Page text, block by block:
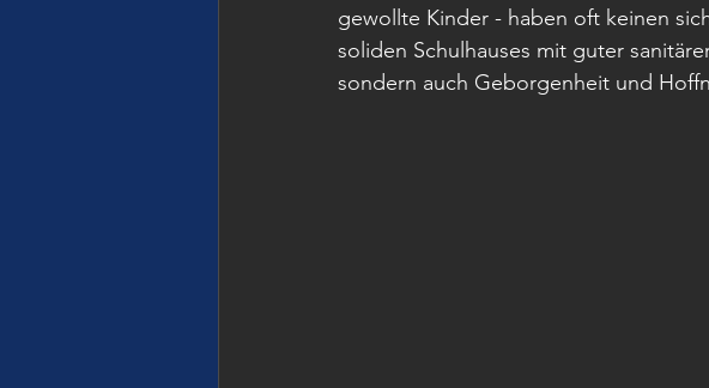
gewollte Kinder - haben oft keinen
soliden Schulhauses mit guter
sondern auch Geborgenheit und